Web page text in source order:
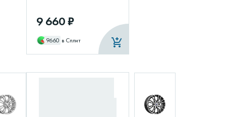
9 660 ₽
9660 в Сплит